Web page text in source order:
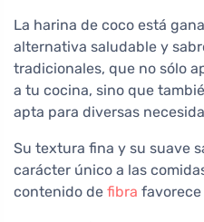
La harina de coco está
alternativa saludable y
tradicionales, que no sólo
a tu cocina, sino que
apta para diversas
Su textura fina y su suave
carácter único a las
contenido de fibra